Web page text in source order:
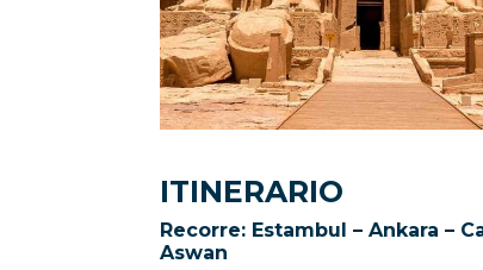
ITINERARIO
Recorre: Estambul – Ankara –
Aswan